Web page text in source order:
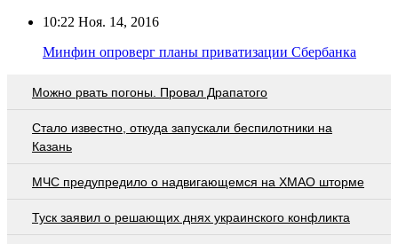
10:22 Ноя. 14, 2016
Минфин опроверг планы приватизации Сбербанка
Можно рвать погоны. Провал Драпатого
Стало известно, откуда запускали беспилотники на
Казань
МЧС предупредило о надвигающемся на ХМАО шторме
Туск заявил о решающих днях украинского конфликта